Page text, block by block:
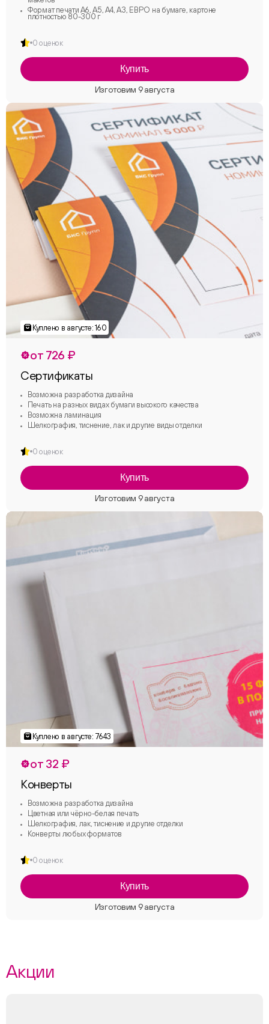
Формат печати А6, А5, А4, А3, ЕВРО на бумаге, картоне
плотностью 80-300 г
0 оценок
Купить
от 726 ₽
Сертификаты
Возможна разработка дизайна
Печать на разных видах бумаги высокого качества
Возможна ламинация
Шелкография, тиснение, лак и другие виды отделки
0 оценок
Купить
от 32 ₽
Конверты
Возможна разработка дизайна
Цветная или чёрно-белая печать
Шелкография, лак, тиснение и другие отделки
Конверты любых форматов
0 оценок
Купить
Акции